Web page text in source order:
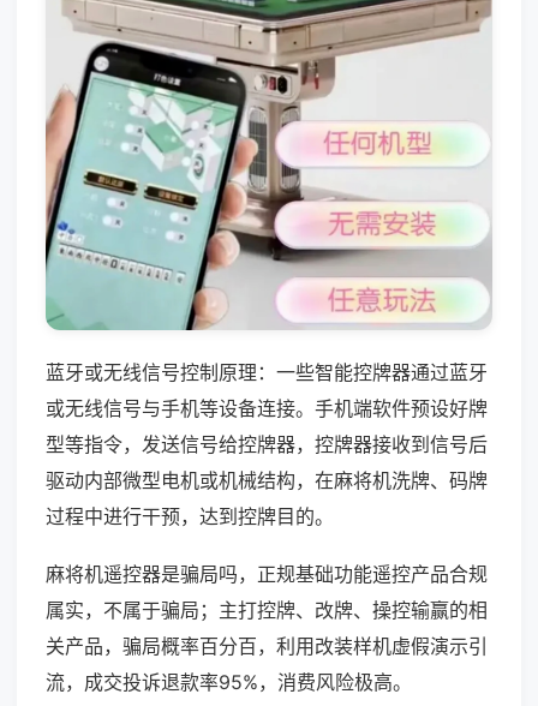
蓝牙或无线信号控制原理：一些智能控牌器通过蓝牙
或无线信号与手机等设备连接。手机端软件预设好牌
型等指令，发送信号给控牌器，控牌器接收到信号后
驱动内部微型电机或机械结构，在麻将机洗牌、码牌
过程中进行干预，达到控牌目的。
麻将机遥控器是骗局吗，正规基础功能遥控产品合规
属实，不属于骗局；主打控牌、改牌、操控输赢的相
关产品，骗局概率百分百，利用改装样机虚假演示引
流，成交投诉退款率95%，消费风险极高。